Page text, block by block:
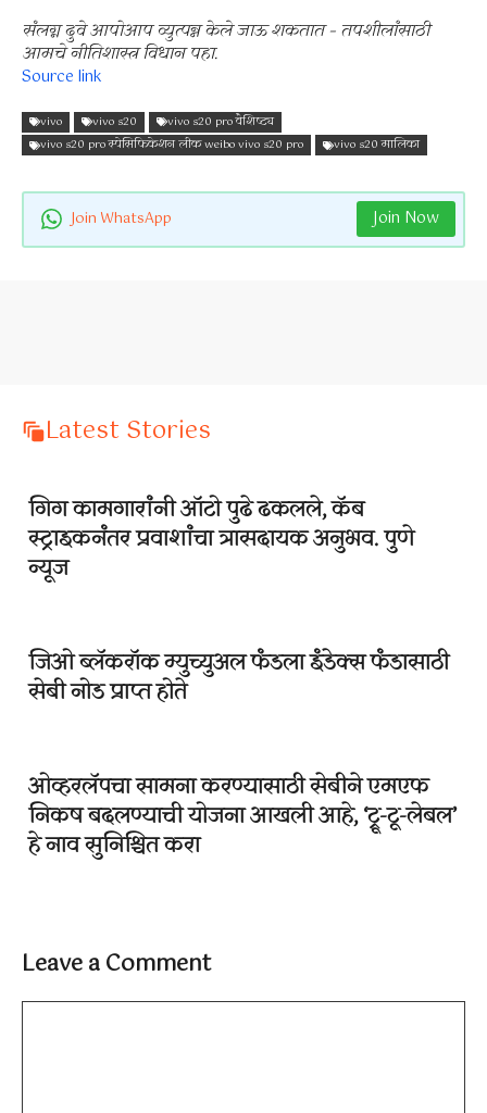
संलग्न दुवे आपोआप व्युत्पन्न केले जाऊ शकतात – तपशीलांसाठी
आमचे नीतिशास्त्र विधान पहा.
Source link
vivo vivo s20
vivo s20 pro वैशिष्ट्य
vivo s20 pro स्पेसिफिकेशन लीक weibo vivo s20 pro
vivo s20 मालिका
Join WhatsApp Join Now
Latest Stories
गिग कामगारांनी ऑटो पुढे ढकलले, कॅब
स्ट्राइकनंतर प्रवाशांचा त्रासदायक अनुभव. पुणे
न्यूज
जिओ ब्लॅकरॉक म्युच्युअल फंडला इंडेक्स फंडासाठी
सेबी नोड प्राप्त होते
ओव्हरलॅपचा सामना करण्यासाठी सेबीने एमएफ
निकष बदलण्याची योजना आखली आहे, ‘ट्रू-टू-लेबल’
हे नाव सुनिश्चित करा
Leave a Comment
Comment